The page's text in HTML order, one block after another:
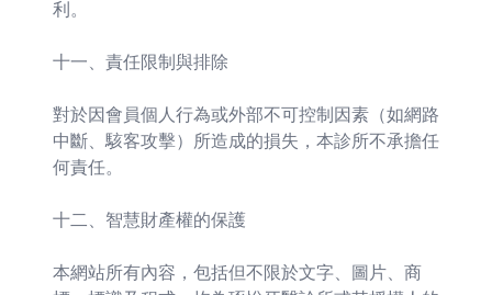
利。
十一、責任限制與排除
對於因會員個人行為或外部不可控制因素（如網路
中斷、駭客攻擊）所造成的損失，本診所不承擔任
何責任。
十二、智慧財產權的保護
本網站所有內容，包括但不限於文字、圖片、商